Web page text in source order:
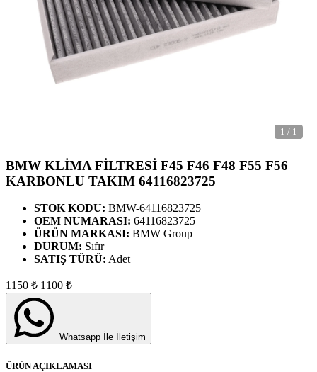
1 / 1
BMW KLİMA FİLTRESİ F45 F46 F48 F55 F56
KARBONLU TAKIM 64116823725
STOK KODU: BMW-64116823725
OEM NUMARASI: 64116823725
ÜRÜN MARKASI: BMW Group
DURUM: Sıfır
SATIŞ TÜRÜ: Adet
1150₺ 1100 ₺
Whatsapp İle İletişim
ÜRÜN AÇIKLAMASI